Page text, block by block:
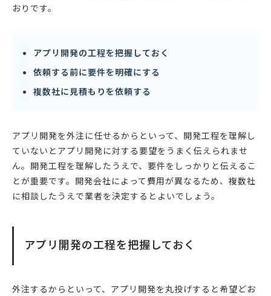
おりです。
アプリ開発の工程を把握しておく
依頼する前に要件を明確にする
複数社に見積もりを依頼する
アプリ開発を外注に任せるからといって、開発工程を理解し
ていないとアプリ開発に対する要望をうまく伝えられませ
ん。開発工程を理解したうえで、要件をしっかりと伝えるこ
とが重要です。開発会社によって費用が異なるため、複数社
に相談したうえで業者を決定するとよいでしょう。
アプリ開発の工程を把握しておく
外注するからといって、アプリ開発を丸投げすると希望どお